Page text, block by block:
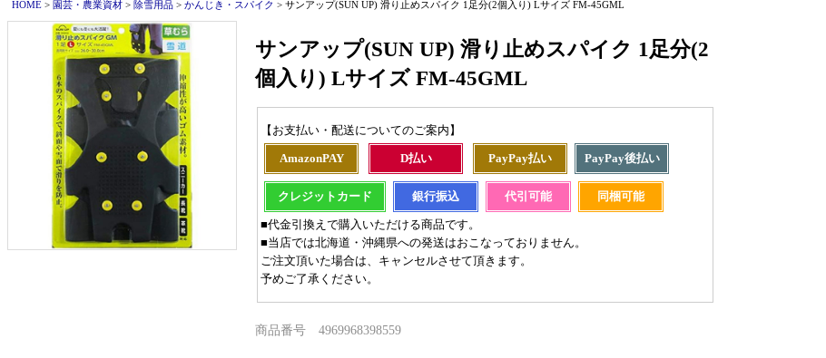
HOME > 園芸・農業資材 > 除雪用品 > かんじき・スパイク > サンアップ(SUN UP) 滑り止めスパイク 1足分(2個入り) Lサイズ FM-45GML
サンアップ(SUN UP) 滑り止めスパイク 1足分(2
個入り) Lサイズ FM-45GML
【お支払い・配送についてのご案内】
AmazonPAY D払い PayPay払い PayPay後払い
クレジットカード 銀行振込 代引可能 同梱可能
■代金引換えで購入いただける商品です。
■当店では北海道・沖縄県への発送はおこなっておりません。
ご注文頂いた場合は、キャンセルさせて頂きます。
予めご了承ください。
商品番号 4969968398559